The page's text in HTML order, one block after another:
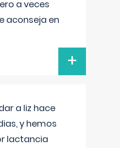
a veces
aconseja en
+
a liz hace
y hemos
lactancia